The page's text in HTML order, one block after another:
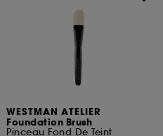
WESTMAN ATELIER
Foundation Brush
Pinceau Fond De Teint